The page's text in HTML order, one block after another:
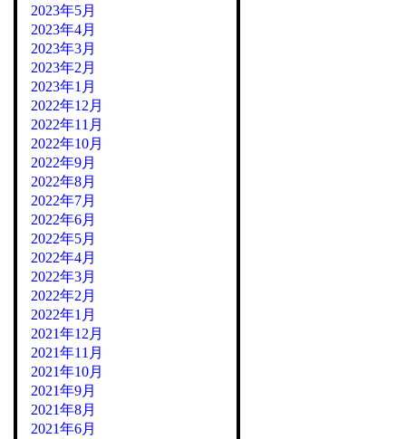
2023年5月
2023年4月
2023年3月
2023年2月
2023年1月
2022年12月
2022年11月
2022年10月
2022年9月
2022年8月
2022年7月
2022年6月
2022年5月
2022年4月
2022年3月
2022年2月
2022年1月
2021年12月
2021年11月
2021年10月
2021年9月
2021年8月
2021年6月